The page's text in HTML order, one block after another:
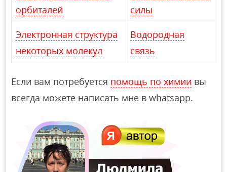
орбиталей
силы
Электронная структура
некоторых молекул
Водородная
связь
Если вам потребуется помощь по химии вы
всегда можете написать мне в whatsapp.